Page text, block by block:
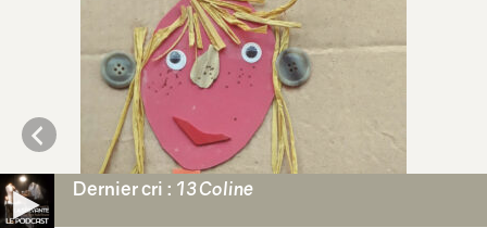
Dernier cri : 13 Coline